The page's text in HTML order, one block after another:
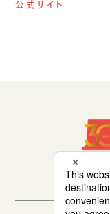
労働情報の公開
COMPANY
会社概要
公式サイト